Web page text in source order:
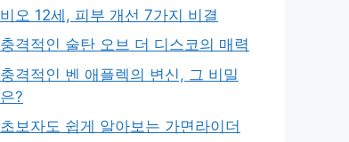
비오 12세, 피부 개선 7가지 비결
충격적인 술탄 오브 더 디스코의 매력
충격적인 벤 애플렉의 변신, 그 비밀
은?
초보자도 쉽게 알아보는 가면라이더